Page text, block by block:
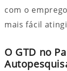
com o
mais fácil
O GTD no